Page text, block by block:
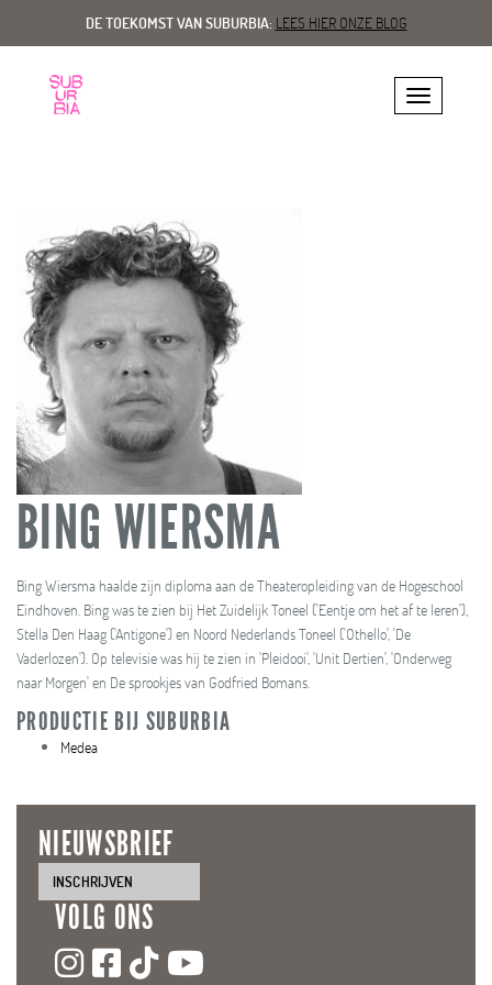
DE TOEKOMST VAN SUBURBIA: LEES HIER ONZE BLOG
Toggle
BING WIERSMA
Bing Wiersma haalde zijn diploma aan de Theateropleiding van de Hogeschool
Eindhoven. Bing was te zien bij Het Zuidelijk Toneel ('Eentje om het af te leren'),
Stella Den Haag ('Antigone') en Noord Nederlands Toneel ('Othello', 'De
Vaderlozen'). Op televisie was hij te zien in 'Pleidooi', 'Unit Dertien', 'Onderweg
naar Morgen' en De sprookjes van Godfried Bomans.
PRODUCTIE BIJ SUBURBIA
Medea
NIEUWSBRIEF
INSCHRIJVEN
VOLG ONS